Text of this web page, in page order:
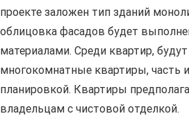
проекте заложен тип зданий
облицовка фасадов будет
материалами. Среди квартир,
многокомнатные квартиры, часть
планировкой. Квартиры
владельцам с чистовой отделкой.